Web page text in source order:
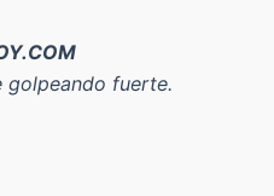
golpeando fuerte.